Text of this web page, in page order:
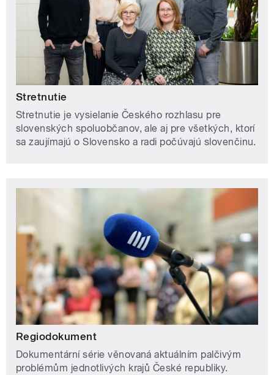
Stretnutie
Stretnutie je vysielanie Českého rozhlasu pre
slovenských spoluobčanov, ale aj pre všetkých, ktorí
sa zaujímajú o Slovensko a radi počúvajú slovenčinu.
Regiodokument
Dokumentární série věnovaná aktuálním palčivým
problémům jednotlivých krajů České republiky.